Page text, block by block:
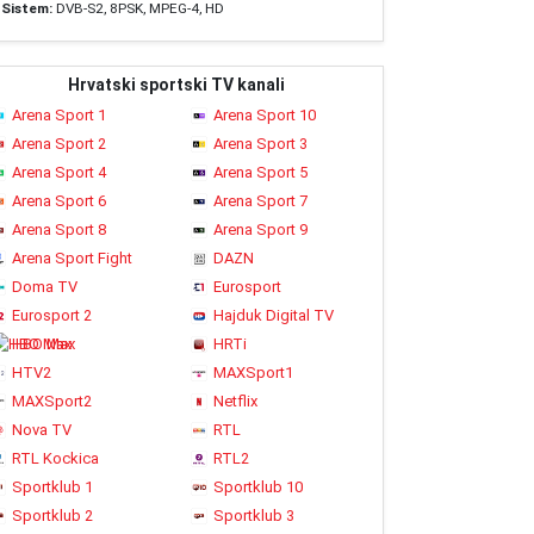
Sistem: DVB-S2, 8PSK, MPEG-4, HD
Hrvatski sportski TV kanali
Arena Sport 1
Arena Sport 10
Arena Sport 2
Arena Sport 3
Arena Sport 4
Arena Sport 5
Arena Sport 6
Arena Sport 7
Arena Sport 8
Arena Sport 9
Arena Sport Fight
DAZN
Doma TV
Eurosport
Eurosport 2
Hajduk Digital TV
HBO Max
HRTi
HTV2
MAXSport1
MAXSport2
Netflix
Nova TV
RTL
RTL Kockica
RTL2
Sportklub 1
Sportklub 10
Sportklub 2
Sportklub 3